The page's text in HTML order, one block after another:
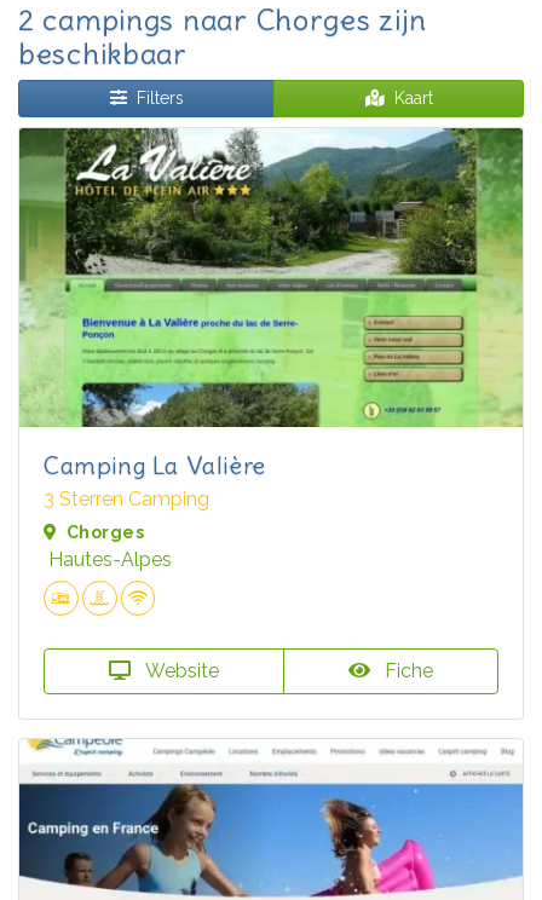
2 campings naar Chorges zijn
beschikbaar
Filters Kaart
Camping La Valière
3 Sterren Camping
Chorges
Hautes-Alpes
Website Fiche